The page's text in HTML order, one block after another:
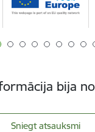
bija
Sniegt atsauksmi